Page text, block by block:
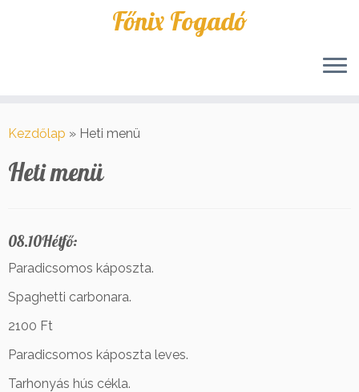
to
Főnix Fogadó
Kezdőlap » Heti menü
Heti menü
08.10Hétfő:
Paradicsomos káposzta.
Spaghetti carbonara.
2100 Ft
Paradicsomos káposzta leves.
Tarhonyás hús cékla.